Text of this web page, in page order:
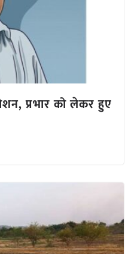
प्रभार को लेकर हुए